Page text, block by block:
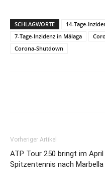
SCHLAGWORTE
14-Tage-
7-Tage-Inzidenz in Málaga
Corona-Shutdown
Vorheriger Artikel
ATP Tour 250 bringt im April
Spitzentennis nach Marbella